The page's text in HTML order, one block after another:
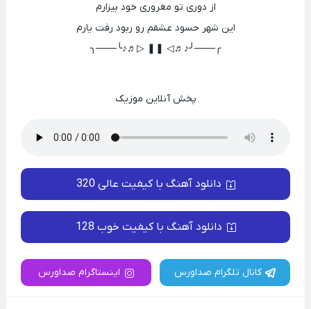
از دوری تو مغروری خود بیزارم
این شهر حسود عشقم رو ربود رفت یارم
╭───╯♪♬◁ ❚❚ ▷♬♪╰───╮
پخش آنلاین موزیک
دانلود آهنگ با کیفیت عالی 320
دانلود آهنگ با کیفیت خوب 128
کانال تلگرام صداورس اینستاگرام صداورس